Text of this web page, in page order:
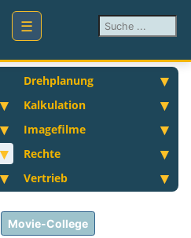
Suchen ...
Drehplanung
Kalkulation
Imagefilme
Rechte
Vertrieb
Movie-College